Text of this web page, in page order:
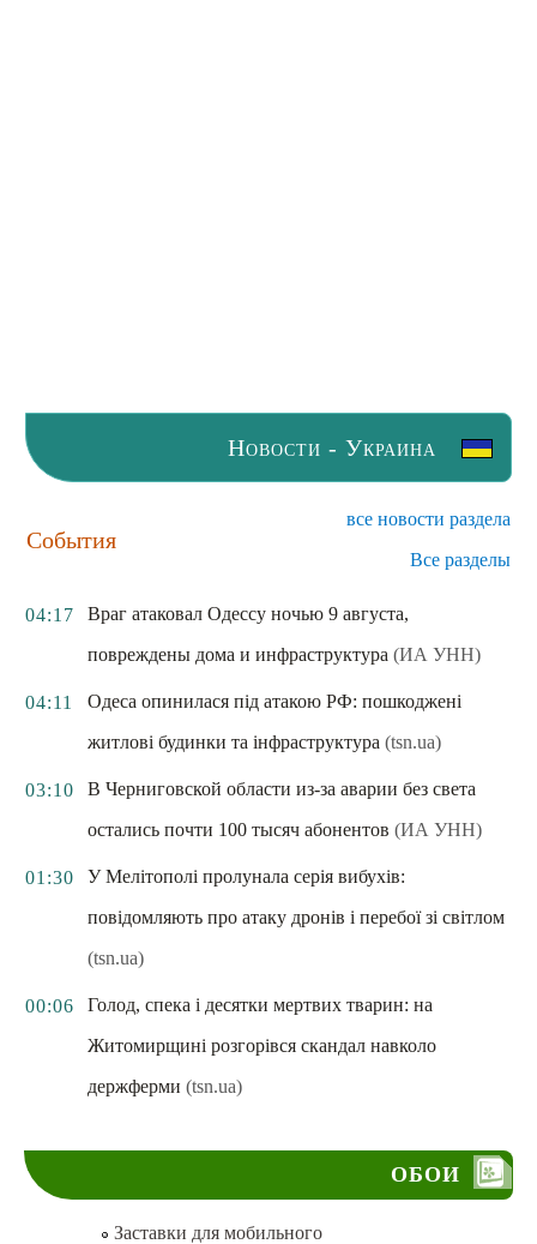
Новости - Украина
События
все новости раздела
Все разделы
04:17
Враг атаковал Одессу ночью 9 августа,
повреждены дома и инфраструктура (ИА УНН)
04:11
Одеса опинилася під атакою РФ: пошкоджені
житлові будинки та інфраструктура (tsn.ua)
03:10
В Черниговской области из-за аварии без света
остались почти 100 тысяч абонентов (ИА УНН)
01:30
У Мелітополі пролунала серія вибухів:
повідомляють про атаку дронів і перебої зі світлом
(tsn.ua)
00:06
Голод, спека і десятки мертвих тварин: на
Житомирщині розгорівся скандал навколо
держферми (tsn.ua)
ОБОИ
Заставки для мобильного